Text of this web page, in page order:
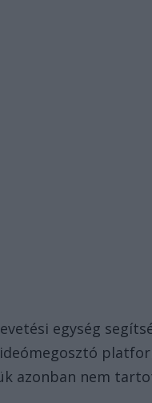
egység
azonban nem